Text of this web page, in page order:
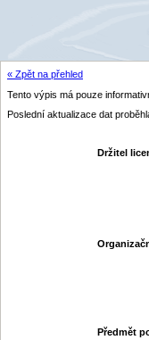
« Zpět na přehled
Tento výpis má pouze
Poslední aktualizace dat
Držitel
Předmět